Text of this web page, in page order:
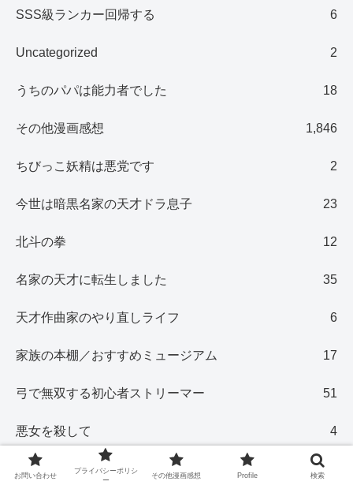
SSS級ランカー回帰する 6
Uncategorized 2
うちのパパは能力者でした 18
その他漫画感想 1,846
ちびっこ妖精は悪党です 2
今世は暗黒名家の天才ドラ息子 23
北斗の拳 12
名家の天才に転生しました 35
天才作曲家のやり直しライフ 6
家族の本棚／おすすめミュージアム 17
弓で無双する初心者ストリーマー 51
悪女を殺して 4
悪役に仕立てあげられた令嬢は財力を隠す 28
お問い合わせ
プライバシーポリシ
ー
その他漫画感想 Profile 検索